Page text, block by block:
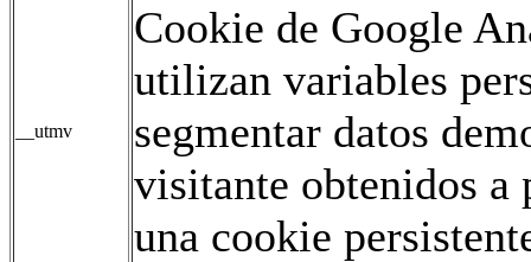
__utmv
Cookie de Google
utilizan variables
segmentar datos
visitante obtenidos a
una cookie